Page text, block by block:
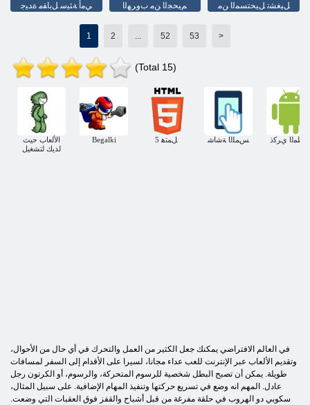
ﻲﻣﺃ ﺔﺌﻴﺳ ﻞﺑﺎﻘﻣ ﺓﺪﻴﺟ ﻢﻴﺤﺠﻟﺍ ﻦﻣ ﺏﻭﺮﻬﻟﺍ ﻞﻴﻐﺸﺗ ﻞﻴﺤﺘﺴﻤﻟﺍ ﻦﻣ
1 2 ... 52 53 >
(Total 15)
الألعاب حيث
لديك لتشغيل
Begalki 5 ﻞﻤﺘﻫ ﺲﻤﻠﻟﺍ ﺔﺷﺎﺷ ﻱﺮﻛﺫ
في العالم الافتراضي يمكنك جعل الكثير من العمل والتحرك في أي حال من الأحوال،
وتقديم الألعاب عبر الإنترنت للعب عداء مجانا، لسيرا على الأقدام إلى السفر لمسافات
طويلة. يمكن أن تصبح البطل شخصية للرسوم المتحركة، والرسوم، أو الكرتون رجل
عادل. المهم انه وضع في تسريع حركتها وتنفيذ المهام الإضافية. على سبيل المثال،
سكوبي دو الهروب في حلقة مفرغة من قبل أشباح والقفز فوق العقبات التي وضعت.